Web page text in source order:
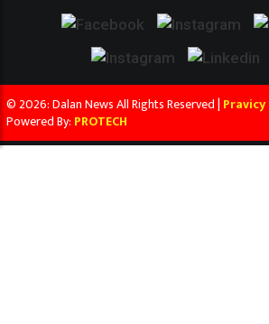
© 2026: Dalan News All Rights Reserved |
Powered By: PROTECH